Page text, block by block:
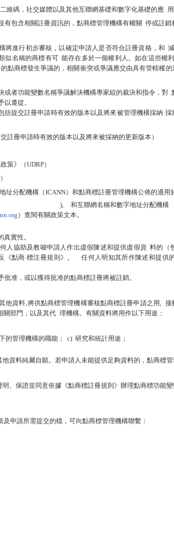
維碼，社交媒體以及其他互聯網基礎和數字化基礎的應 用
有包含相關註冊資訊的，點商標管理機構有權關 停或註銷
將進行初步審核，以確定申請人是否符合註冊資格，和
似名稱的商標有可 能存在多於一個權利人 。如在這些權
點商標發生爭議的，相關衝突或爭議應交由具有管轄權
或者功能變數名稱爭議解決機構專家組的裁決和指令，對
遵從。
括提交註冊申請時有效的版本以及將來被管理機構採納 採
註冊申請時有效的版本以及將來被採納的更新版本）
策》（UDRP）
址分配機構（ICANN）和點商標註冊管理機構公佈的適用
商标),
和互聯網名稱和數字地址分配機構
）查閱有關政策文本。
實性。
人協助及教唆申請人作出虛假陳述和提供虛假資 料的 （
《點商 標注冊規則》。
任何人明知其所作陳述和提供
批准，或以獲得批准的點商標註冊將被註銷。
他資料,將供點商標管理機構審核點商標註冊申請之用, 接
關部門，以及其代 理機構。有關資料將用作以下用途：
的管理機構的職能； c) 研究和統計用途；
資料純屬自願。若申請人未能提供足夠資料的，點商標管
、保證並同意依據《點商標註冊規則》辦理點商標功能
申請所需提交的檔，可向點商標管理機構聯繫：